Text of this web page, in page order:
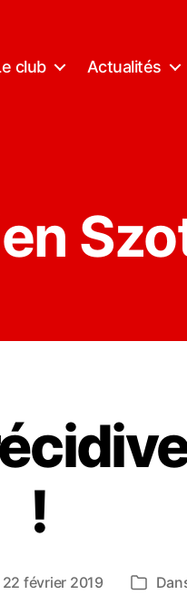
club Actualités
!
22 février 2019